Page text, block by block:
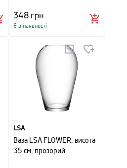
348грн
Є в наявності
LSA
Ваза LSA FLOWER, висота
35 см, прозорий